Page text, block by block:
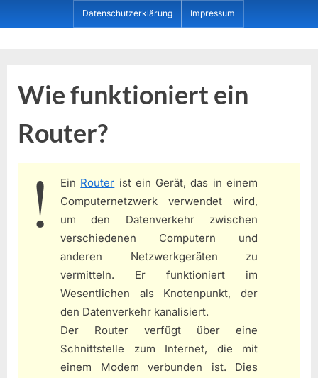
to
Datenschutzerklärung Impressum
Wie funktioniert ein
Router?
Ein Router ist ein Gerät, das in einem
Computernetzwerk verwendet wird,
um den Datenverkehr zwischen
verschiedenen Computern und
anderen Netzwerkgeräten zu
vermitteln. Er funktioniert im
Wesentlichen als Knotenpunkt, der
den Datenverkehr kanalisiert.
Der Router verfügt über eine
Schnittstelle zum Internet, die mit
einem Modem verbunden ist. Dies